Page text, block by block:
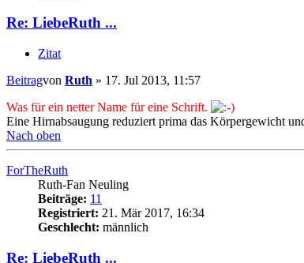
Re: LiebeRuth ...
Zitat
Beitragvon Ruth » 17. Jul 2013, 11:57
Was für ein netter Name für eine Schrift.
Eine Hirnabsaugung reduziert prima das Körpergewicht
Nach oben
ForTheRuth
Ruth-Fan Neuling
Beiträge: 11
Registriert: 21. Mär 2017, 16:34
Geschlecht: männlich
Re: LiebeRuth ...